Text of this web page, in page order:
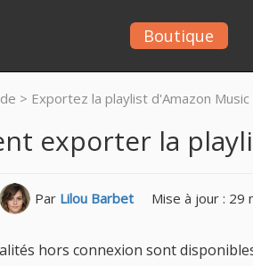
Boutique
> Exportez la playlist d'Amazon Music
exporter la
Par Lilou Barbet Mise à jour : 29
hors connexion sont